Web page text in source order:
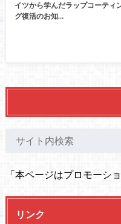
イツから学んだラップコーティ
グ復活のお知…
「本ページはプロモーシ
リンク